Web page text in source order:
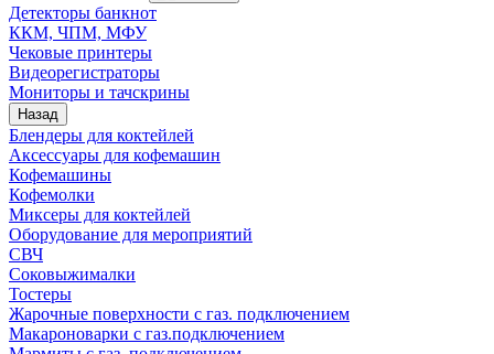
Детекторы банкнот
ККМ, ЧПМ, МФУ
Чековые принтеры
Видеорегистраторы
Мониторы и тачскрины
Назад
Блендеры для коктейлей
Аксессуары для кофемашин
Кофемашины
Кофемолки
Миксеры для коктейлей
Оборудование для мероприятий
СВЧ
Соковыжималки
Тостеры
Жарочные поверхности с газ. подключением
Макароноварки с газ.подключением